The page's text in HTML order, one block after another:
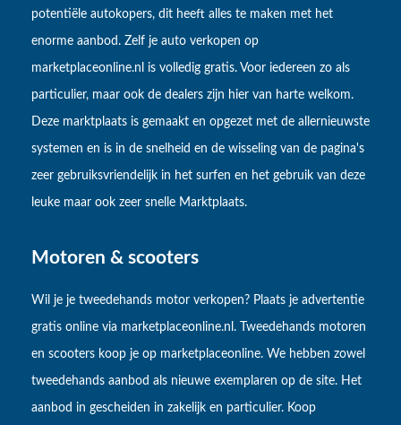
potentiële autokopers, dit heeft alles te maken met het
enorme aanbod. Zelf je auto verkopen op
marketplaceonline.nl is volledig gratis. Voor iedereen zo als
particulier, maar ook de dealers zijn hier van harte welkom.
Deze marktplaats is gemaakt en opgezet met de allernieuwste
systemen en is in de snelheid en de wisseling van de pagina's
zeer gebruiksvriendelijk in het surfen en het gebruik van deze
leuke maar ook zeer snelle Marktplaats.
Motoren & scooters
Wil je je tweedehands motor verkopen? Plaats je advertentie
gratis online via marketplaceonline.nl. Tweedehands motoren
en scooters koop je op marketplaceonline. We hebben zowel
tweedehands aanbod als nieuwe exemplaren op de site. Het
aanbod in gescheiden in zakelijk en particulier. Koop